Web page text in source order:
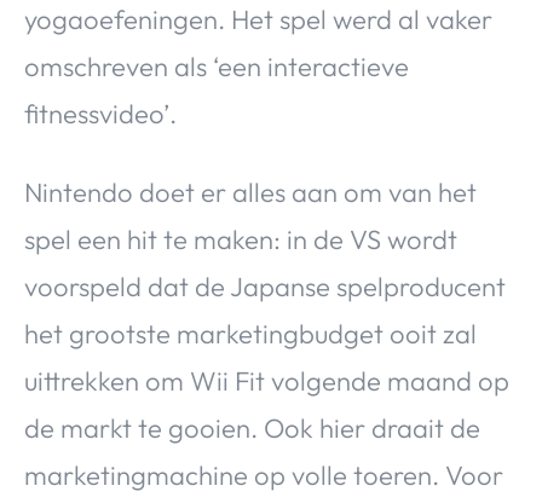
yogaoefeningen. Het spel werd al vaker
omschreven als ‘een interactieve
fitnessvideo’.
Nintendo doet er alles aan om van het
spel een hit te maken: in de VS wordt
voorspeld dat de Japanse spelproducent
het grootste marketingbudget ooit zal
uittrekken om Wii Fit volgende maand op
de markt te gooien. Ook hier draait de
marketingmachine op volle toeren. Voor